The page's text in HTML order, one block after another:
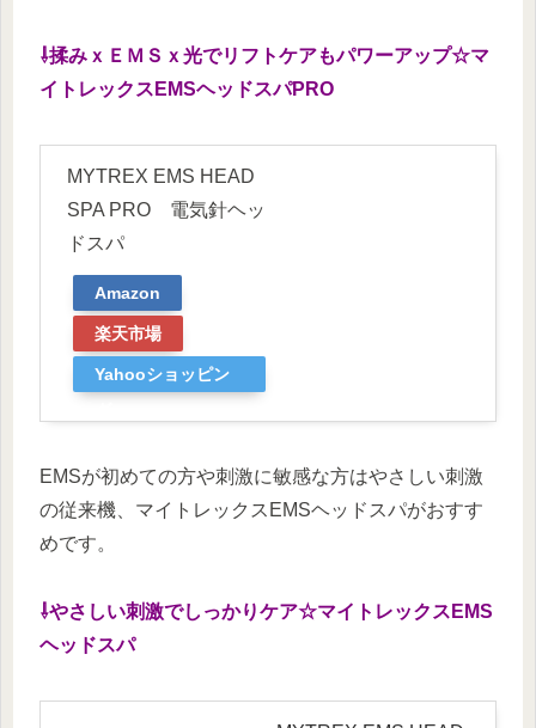
⇩揉みｘＥＭＳｘ光でリフトケアもパワーアップ☆マ
イトレックスEMSヘッドスパPRO
MYTREX EMS HEAD
SPA PRO 電気針ヘッ
ドスパ
Amazon
楽天市場
Yahooショッピン
EMSが初めての方や刺激に敏感な方はやさしい刺激
の従来機、マイトレックスEMSヘッドスパがおすす
めです。
⇩やさしい刺激でしっかりケア☆マイトレックスEMS
ヘッドスパ